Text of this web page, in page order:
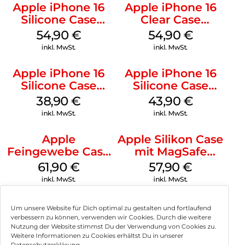
Um unsere Website für Dich optimal zu gestalten und fortlaufend
verbessern zu können, verwenden wir Cookies. Durch die weitere
Nutzung der Website stimmst Du der Verwendung von Cookies zu.
Weitere Informationen zu Cookies erhältst Du in unserer
Apple iPhone 16
Silicone Case
MagSafe Black
54,90 €
inkl. MwSt.
Apple iPhone 16
Clear Case
MagSafe
Transparent
54,90 €
inkl. MwSt.
Apple iPhone 16
Silicone Case
MagSafe
Ultramarine
38,90€
inkl. MwSt.
Apple iPhone 16
Silicone Case
MagSafe Plum
43,90 €
inkl. MwSt.
Apple
Feingewebe Case
iPhone 15 Pro
MagSafe Schwarz
61,90 €
inkl. MwSt.
Apple Silikon Case
mit MagSafe
iPhone 14 Pro
(PRODUCT)RED
57,90€
inkl. MwSt.
Impressum